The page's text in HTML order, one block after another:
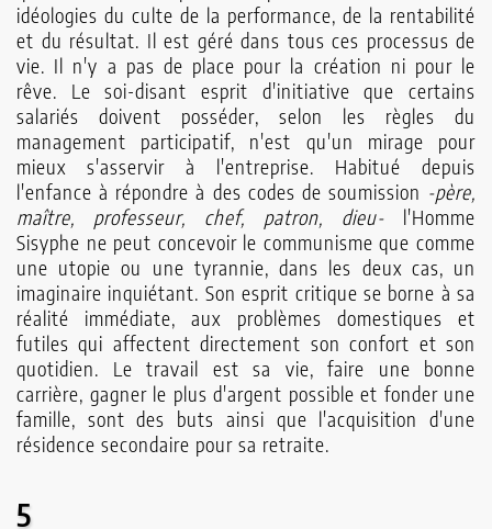
idéologies du culte de la performance, de la rentabilité
et du résultat. Il est géré dans tous ces processus de
vie. Il n'y a pas de place pour la création ni pour le
rêve. Le soi-disant esprit d'initiative que certains
salariés doivent posséder, selon les règles du
management participatif, n'est qu'un mirage pour
mieux s'asservir à l'entreprise. Habitué depuis
l'enfance à répondre à des codes de soumission -père,
maître, professeur, chef, patron, dieu- l'Homme
Sisyphe ne peut concevoir le communisme que comme
une utopie ou une tyrannie, dans les deux cas, un
imaginaire inquiétant. Son esprit critique se borne à sa
réalité immédiate, aux problèmes domestiques et
futiles qui affectent directement son confort et son
quotidien. Le travail est sa vie, faire une bonne
carrière, gagner le plus d'argent possible et fonder une
famille, sont des buts ainsi que l'acquisition d'une
résidence secondaire pour sa retraite.
5